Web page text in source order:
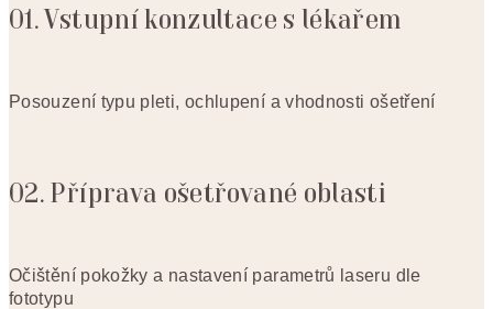
01. Vstupní konzultace s lékařem
Posouzení typu pleti, ochlupení a vhodnosti ošetření
02. Příprava ošetřované oblasti
Očištění pokožky a nastavení parametrů laseru dle
fototypu